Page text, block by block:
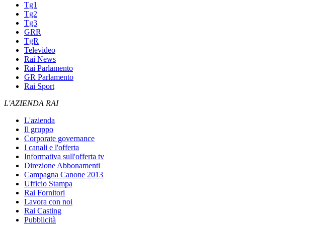
Tg1
Tg2
Tg3
GRR
TgR
Televideo
Rai News
Rai Parlamento
GR Parlamento
Rai Sport
L'AZIENDA RAI
L'azienda
Il gruppo
Corporate governance
I canali e l'offerta
Informativa sull'offerta tv
Direzione Abbonamenti
Campagna Canone 2013
Ufficio Stampa
Rai Fornitori
Lavora con noi
Rai Casting
Pubblicità